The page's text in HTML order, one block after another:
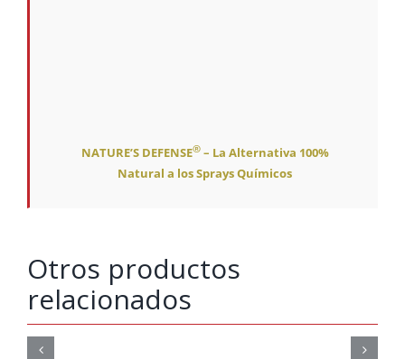
NATURE’S DEFENSE®– La Alternativa 100%
Natural a los Sprays Químicos
Otros productos
relacionados